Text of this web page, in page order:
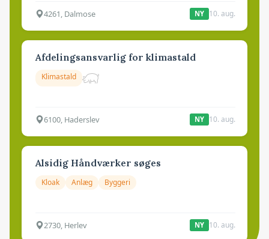
4261, Dalmose NY 10. aug.
Afdelingsansvarlig for klimastald
Klimastald
6100, Haderslev NY 10. aug.
Alsidig Håndværker søges
Kloak Anlæg Byggeri
2730, Herlev NY 10. aug.